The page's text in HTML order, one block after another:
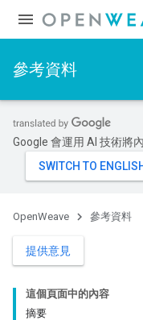
參考資料
Google 會運用 AI 技術將
OpenWeave 參考資料
提供意見
這個頁面中的內容
摘要